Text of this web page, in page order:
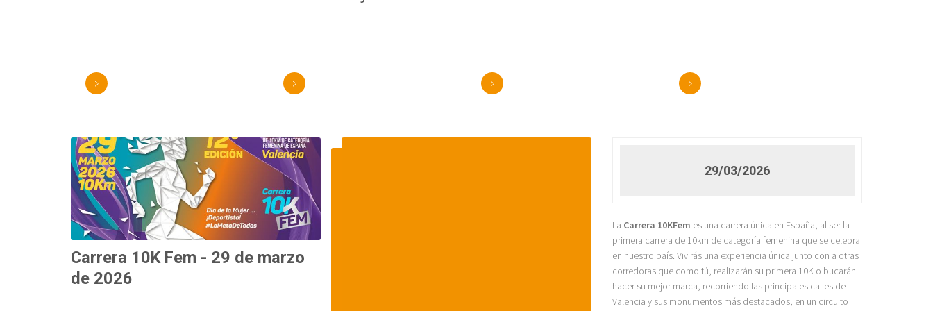
> > > >
Carrera 10K Fem - 29 de marzo
de 2026
29/03/2026
La Carrera 10KFem es una carrera única en España, al ser la
primera carrera de 10km de categoría femenina que se celebra
en nuestro país. Vivirás una experiencia única junto con a otras
corredoras que como tú, realizarán su primera 10K o bucarán
hacer su mejor marca, recorriendo las principales calles de
Valencia y sus monumentos más destacados, en un circuito